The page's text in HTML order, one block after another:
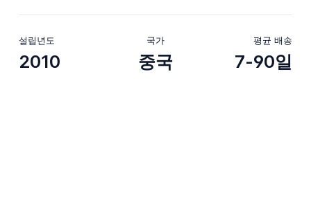
설립년도
2010
국가
중국
평균 배송
7-90일